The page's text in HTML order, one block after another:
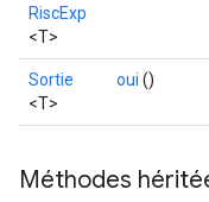
RiscExp
<T>
Sortie
<T>
oui ()
Méthodes